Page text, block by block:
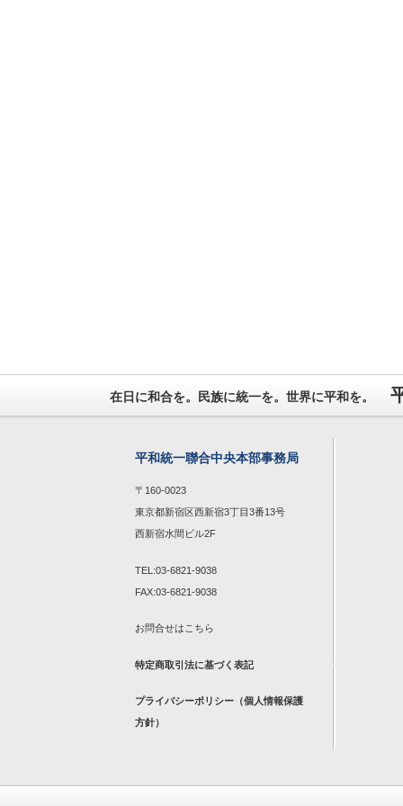
在日に和合を。民族に統一を。世界に平和を。
平和統一聯合中央本部事務局
〒160-0023
東京都新宿区西新宿3丁目3番13号
西新宿水間ビル2F
TEL:03-6821-9038
FAX:03-6821-9038
お問合せは こちら
特定商取引法に基づく表記
プライバシーポリシー（個人情報保護
方針）